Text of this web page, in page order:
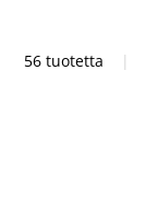
56 tuotetta |